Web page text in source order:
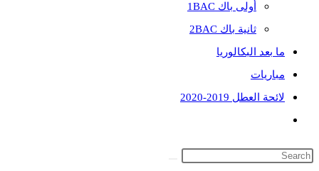
أولى باك 1BAC
ثانية باك 2BAC
ما بعد البكالوريا
مباريات
لائحة العطل 2019-2020
search